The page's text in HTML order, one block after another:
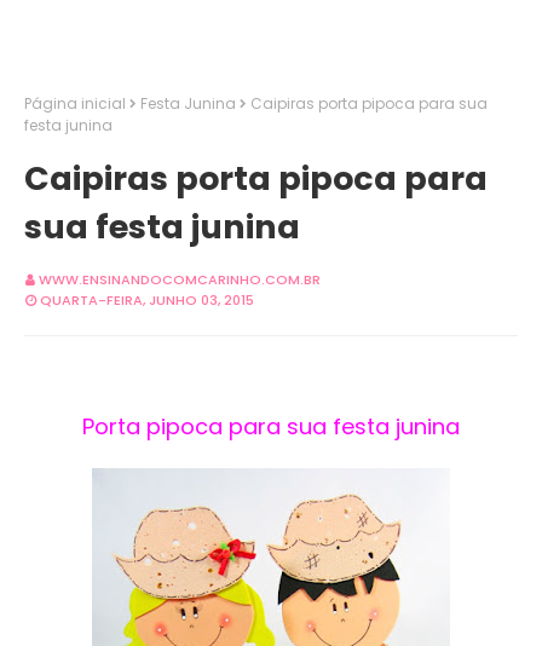
Página inicial Festa Junina
Caipiras porta pipoca para sua
festa junina
Caipiras porta pipoca para
sua festa junina
WWW.ENSINANDOCOMCARINHO.COM.BR
QUARTA-FEIRA, JUNHO 03, 2015
Porta pipoca para sua festa junina